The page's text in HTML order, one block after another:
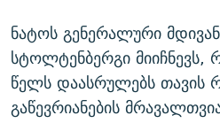
ნატოს გენერალური
სტოლტენბერგი მიიჩნევს,
წელს დაასრულებს თავის
გაწევრიანების